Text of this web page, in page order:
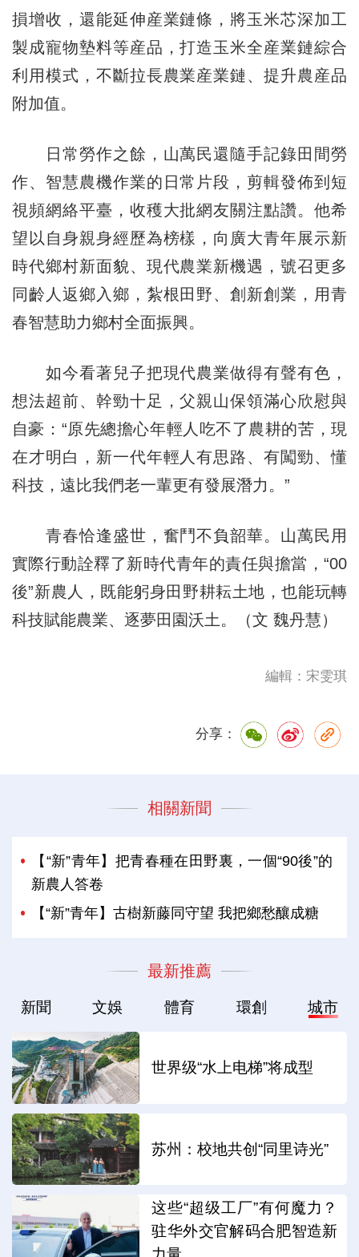
損增收，還能延伸産業鏈條，將玉米芯深加工
製成寵物墊料等産品，打造玉米全産業鏈綜合
利用模式，不斷拉長農業産業鏈、提升農産品
附加值。
日常勞作之餘，山萬民還隨手記錄田間勞
作、智慧農機作業的日常片段，剪輯發佈到短
視頻網絡平臺，收穫大批網友關注點讚。他希
望以自身親身經歷為榜樣，向廣大青年展示新
時代鄉村新面貌、現代農業新機遇，號召更多
同齡人返鄉入鄉，紮根田野、創新創業，用青
春智慧助力鄉村全面振興。
如今看著兒子把現代農業做得有聲有色，
想法超前、幹勁十足，父親山保領滿心欣慰與
自豪：“原先總擔心年輕人吃不了農耕的苦，現
在才明白，新一代年輕人有思路、有闖勁、懂
科技，遠比我們老一輩更有發展潛力。”
青春恰逢盛世，奮鬥不負韶華。山萬民用
實際行動詮釋了新時代青年的責任與擔當，“00
後”新農人，既能躬身田野耕耘土地，也能玩轉
科技賦能農業、逐夢田園沃土。（文 魏丹慧）
編輯：宋雯琪
分享：
相關新聞
【“新”青年】把青春種在田野裏，一個“90後”的
新農人答卷
【“新”青年】古樹新藤同守望 我把鄉愁釀成糖
最新推薦
新聞 文娛 體育 環創 城市
世界级“水上电梯”将成型
苏州：校地共创“同里诗光”
这些“超级工厂”有何魔力？
驻华外交官解码合肥智造新